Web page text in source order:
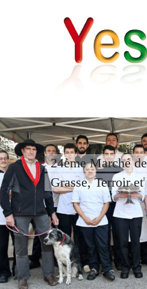
24ème Marché
Grasse, Terroir